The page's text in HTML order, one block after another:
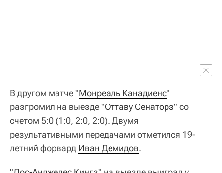
В другом матче "Монреаль Канадиенс"
разгромил на выезде "Оттаву Сенаторз" со
счетом 5:0 (1:0, 2:0, 2:0). Двумя
результативными передачами отметился 19-
летний форвард Иван Демидов.